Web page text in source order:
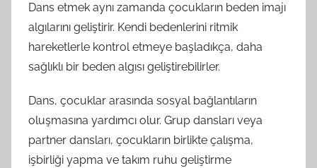
Dans etmek aynı zamanda çocukların beden imajı
algılarını geliştirir. Kendi bedenlerini ritmik
hareketlerle kontrol etmeye başladıkça, daha
sağlıklı bir beden algısı geliştirebilirler.
Dans, çocuklar arasında sosyal bağlantıların
oluşmasına yardımcı olur. Grup dansları veya
partner dansları, çocukların birlikte çalışma,
işbirliği yapma ve takım ruhu geliştirme